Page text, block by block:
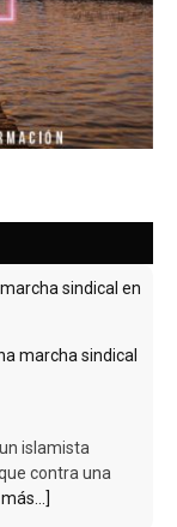
sindical en
islamista
contra una